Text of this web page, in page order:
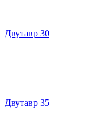
Двутавр 30
Двутавр 35